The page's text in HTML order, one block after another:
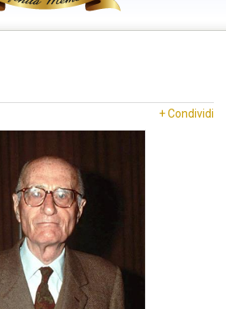
+ Condividi